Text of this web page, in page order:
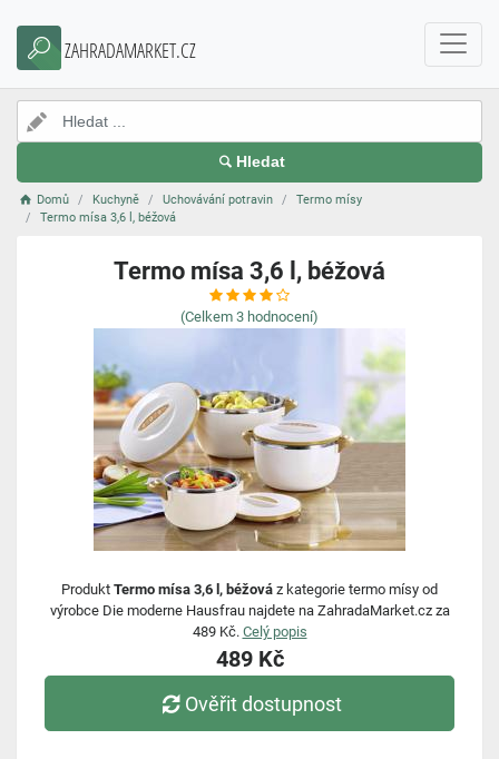
ZAHRADAMARKET.CZ
Hledat
Domů Kuchyně Uchovávání potravin
Termo mísy
Termo mísa 3,6 l, béžová
Termo mísa 3,6 l, béžová
(Celkem 3 hodnocení)
Produkt Termo mísa 3,6 l, béžová z kategorie termo mísy od
výrobce Die moderne Hausfrau najdete na ZahradaMarket.cz za
489 Kč. Celý popis
489 Kč
Ověřit dostupnost